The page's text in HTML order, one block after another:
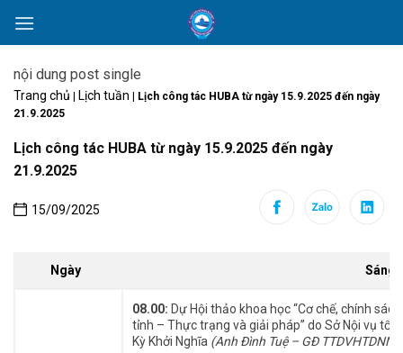
nội dung post single
Trang chủ Lịch tuần
Lịch công tác HUBA từ ngày 15.9.2025 đến ngày
21.9.2025
Lịch công tác HUBA từ ngày 15.9.2025 đến ngày
21.9.2025
15/09/2025
Ngày Sáng
08.00: Dự Hội thảo khoa học “Cơ chế, chính
tỉnh – Thực trạng và giải pháp” do Sở Nội vụ tổ
Kỳ Khởi Nghĩa (Anh Đình Tuệ – GĐ